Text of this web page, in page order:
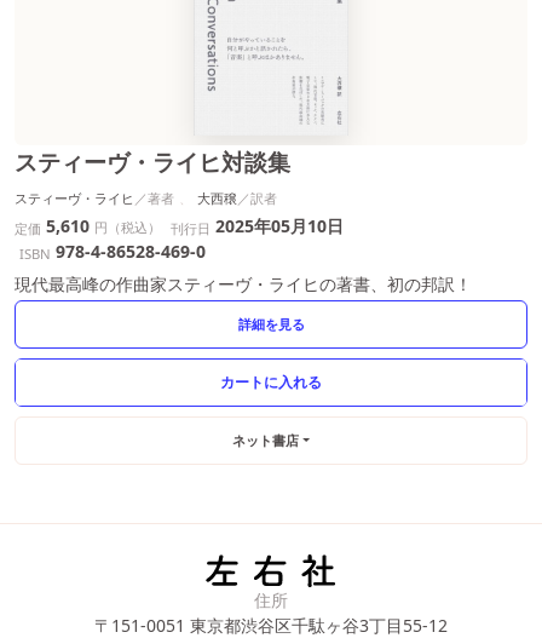
スティーヴ・ライヒ対談集
スティーヴ・ライヒ
大西穣
定価 5,610 円（税込） 刊行日 2025年05月10日
ISBN 978-4-86528-469-0
現代最高峰の作曲家スティーヴ・ライヒの著書、初の邦訳！
詳細を見る
ネット書店
住所
〒151-0051 東京都渋谷区千駄ヶ谷3丁目55-12